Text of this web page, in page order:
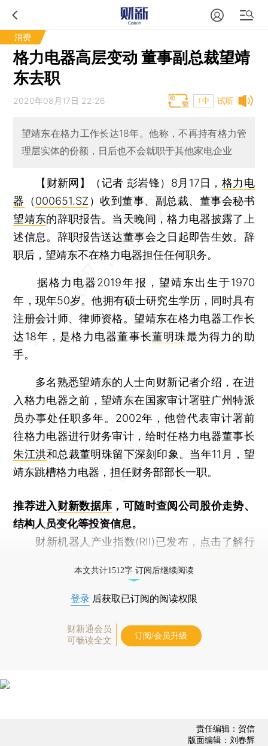
消费
格力电器高层变动 董事副总裁望靖
东去职
试听
2020年08月17日 22:26 T中
望靖东在格力工作长达18年。他称，不再持有格力管
理层实体的份额，日后也不会就职于其他家电企业
【财新网】（记者 彭岩锋） 8月17日， 格力电
器 （000651.SZ ）收到董事、副总裁、董事会秘书
望靖东的辞职报告。当天晚间，格力电器披露了上
述信息。辞职报告送达董事会之日起即告生效。辞
职后，望靖东不在格力电器担任任何职务。
据格力电器2019年报，望靖东出生于1970
年，现年50岁。他拥有硕士研究生学历，同时具有
注册会计师、律师资格。望靖东在格力电器工作长
达18年，是格力电器董事长董明珠最为得力的助
手。
多名熟悉望靖东的人士向财新记者介绍，在进
入格力电器之前，望靖东在国家审计署驻广州特派
员办事处任职多年。2002年，他曾代表审计署前
往格力电器进行财务审计，给时任格力电器董事长
朱江洪和总裁董明珠留下深刻印象。当年11月，望
靖东跳槽格力电器，担任财务部部长一职。
推荐进入财新数据库 ，可随时查阅公司股价走势、
结构人员变化等投资信息。
财新机器人产业指数(RII)已发布， 点击了解行
本文共计1512字 订阅后继续阅读
登录 后获取已订阅的阅读权限
财新通会员
可畅读全文
订阅/会员升级
责任编辑：贺信
版面编辑：刘春辉